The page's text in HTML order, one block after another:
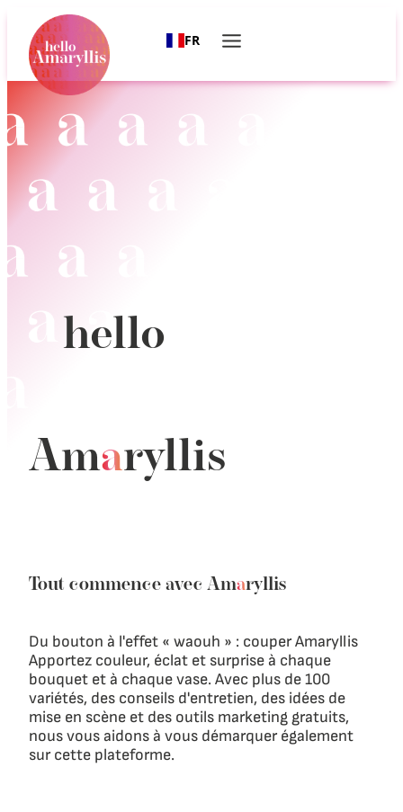
FR
hello
Amaryllis
Tout commence avec Amaryllis
Du bouton à l'effet « waouh » : couper Amaryllis
Apportez couleur, éclat et surprise à chaque
bouquet et à chaque vase. Avec plus de 100
variétés, des conseils d'entretien, des idées de
mise en scène et des outils marketing gratuits,
nous vous aidons à vous démarquer également
sur cette plateforme.